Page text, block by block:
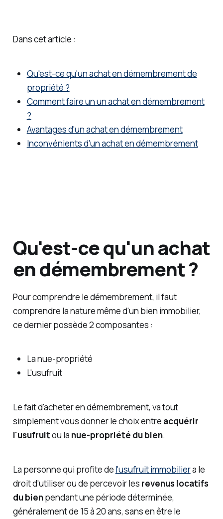
Dans cet article :
Qu'est-ce qu'un achat en démembrement de
propriété ?
Comment faire un un achat en démembrement
?
Avantages d'un achat en démembrement
Inconvénients d'un achat en démembrement
Qu'est-ce qu'un achat
en démembrement ?
Pour comprendre le démembrement, il faut
comprendre la nature même d'un bien immobilier,
ce dernier possède 2 composantes :
La nue-propriété
L'usufruit
Le fait d'acheter en démembrement, va tout
simplement vous donner le choix entre acquérir
l'usufruitou la nue-propriété du bien.
La personne qui profite de l'usufruit immobiliera le
droit d'utiliser ou de percevoir les revenus locatifs
du bienpendant une période déterminée,
généralement de 15 à 20 ans, sans en être le
moins
gérer
et faire
fructifi
er votre
capital.